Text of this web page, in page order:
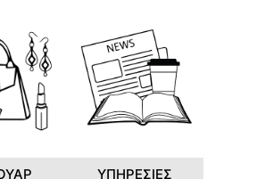
ΥΠΗΡΕΣΙΕΣ